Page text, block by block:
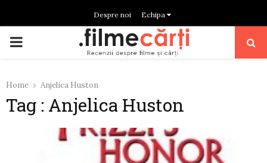
Despre noi Echipa
PRIMARY
Home Anjelica Huston
Tag : Anjelica Huston